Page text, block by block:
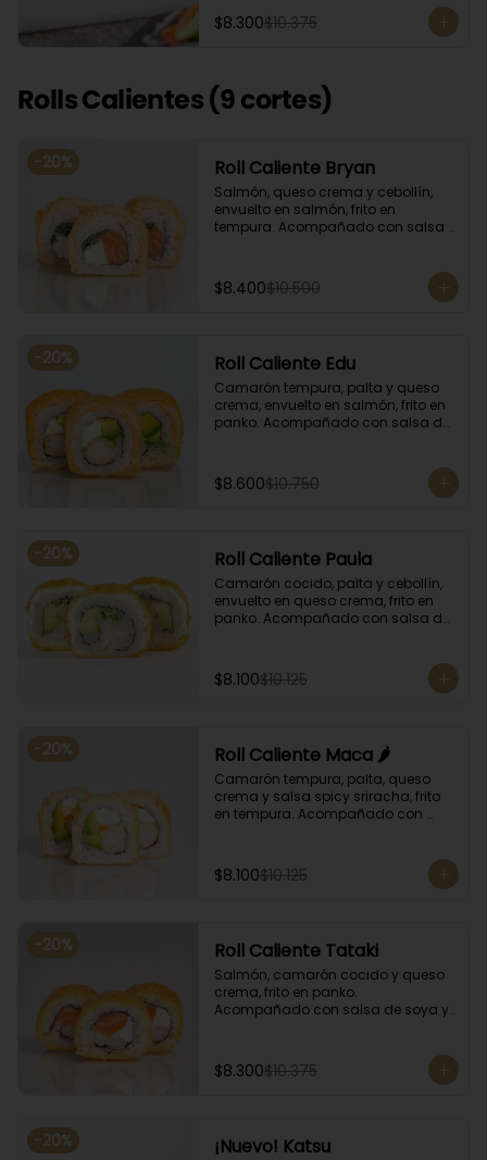
$8.300$10.375
Rolls Calientes (9 cortes)
-20% Roll Caliente Bryan
Salmón, queso crema y cebollín,
envuelto en salmón, frito en
tempura. Acompañado con salsa
$8.400$10.500
-20% Roll Caliente Edu
Camarón tempura, palta y queso
crema, envuelto en salmón, frito en
panko. Acompañado con salsa de
$8.600$10.750
-20% Roll Caliente Paula
Camarón cocido, palta y cebollín,
envuelto en queso crema, frito en
panko. Acompañado con salsa de
$8.100$10.125
-20% Roll Caliente Maca 🌶️
Camarón tempura, palta, queso
crema y salsa spicy sriracha, frito
en tempura. Acompañado con
$8.100$10.125
-20% Roll Caliente Tataki
Salmón, camarón cocido y queso
crema, frito en panko.
Acompañado con salsa de soya y
$8.300$10.375
-20% ¡Nuevo! Katsu